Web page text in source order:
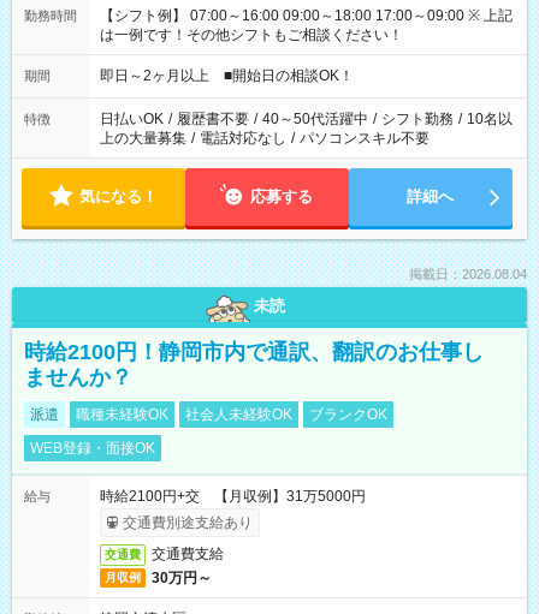
勤務時間
【シフト例】 07:00～16:00 09:00～18:00 17:00～09:00 ※ 上記
は一例です！その他シフトもご相談ください！
期間 即日～2ヶ月以上 ■開始日の相談OK！
特徴 日払いOK / 履歴書不要 / 40～50代活躍中 / シフト勤務 / 10名以
上の大量募集 / 電話対応なし / パソコンスキル不要
気になる！ 応募する 詳細へ
掲載日：2026.08.04
未読
時給2100円！静岡市内で通訳、翻訳のお仕事し
ませんか？
派遣 職種未経験OK 社会人未経験OK
ブランクOK
WEB登録・面接OK
給与
時給2100円+交 【月収例】31万5000円
交通費別途支給あり
交通費 交通費支給
月収例 30万円～